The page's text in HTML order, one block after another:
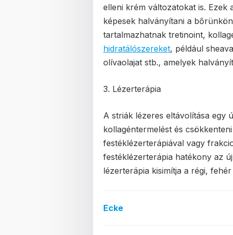
elleni krém változatokat is. Ezek
képesek halványítani a
tartalmazhatnak tretinoint,
hidratálószereket, például
olívaolajat stb., amelyek
3. Lézerterápia
A striák lézeres eltávolítása egy
kollagéntermelést és
festéklézerterápiával vagy
festéklézerterápia hatékony az
lézerterápia kisimítja a régi,
Ecke